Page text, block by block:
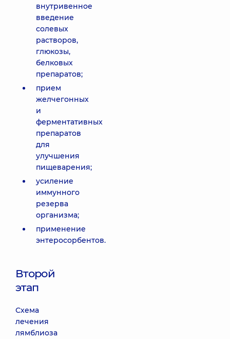
внутривенное
введение
солевых
растворов,
глюкозы,
белковых
препаратов;
прием
желчегонных
и
ферментативных
препаратов
для
улучшения
пищеварения;
усиление
иммунного
резерва
организма;
применение
энтеросорбентов.
Второй
этап
Схема
лечения
лямблиоза